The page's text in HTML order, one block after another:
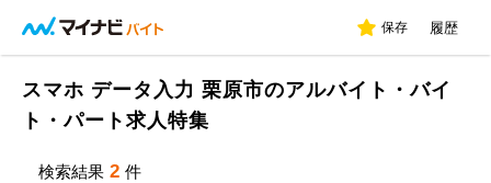
保存 履歴
スマホ データ入力 栗原市のアルバイト・バイ
ト・パート求人特集
検索結果 2 件